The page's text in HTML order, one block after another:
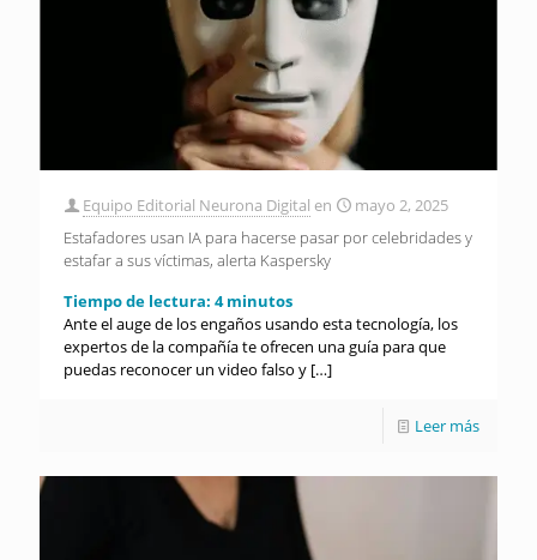
Equipo Editorial Neurona Digital en
mayo 2, 2025
Estafadores usan IA para hacerse pasar por celebridades y
estafar a sus víctimas, alerta Kaspersky
Tiempo de lectura: 4 minutos
Ante el auge de los engaños usando esta tecnología, los
expertos de la compañía te ofrecen una guía para que
puedas reconocer un video falso y […]
Leer más